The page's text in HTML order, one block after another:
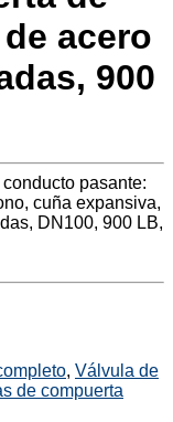
acero
900
pasante:
cuña expansiva,
DN100, 900 LB,
, Válvula de
de compuerta